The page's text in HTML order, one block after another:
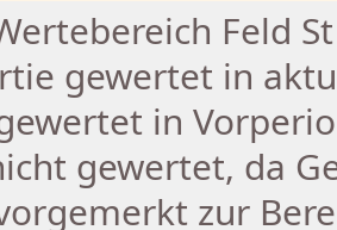
Feld
gewertet in
in
gewertet, da
zur